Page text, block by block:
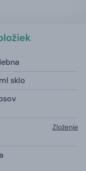
sklo
Zloženie